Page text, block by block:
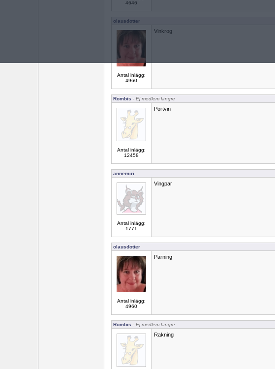
4646
olausdotter
Antal inlägg:
4960
Vinkrog
Rombis - Ej medlem längre
Antal inlägg:
12458
Portvin
annemiri
Antal inlägg:
1771
Vingpar
olausdotter
Antal inlägg:
4960
Parning
Rombis - Ej medlem längre
Rakning